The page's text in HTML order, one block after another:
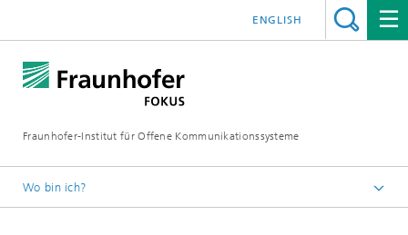
Fraunhofer-Institut für Offene Kommunikationssysteme
ENGLISH
Wo bin ich?